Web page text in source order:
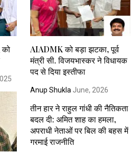
को
AIADMK को बड़ा झटका, पूर्व
मंत्री सी. विजयभास्कर ने विधायक
पद से दिया इस्तीफा
Anup Shukla June, 2026
तीन हार ने राहुल गांधी की नैतिकता
बदल दी: अमित शाह का हमला,
अपराधी नेताओं पर बिल की बहस में
गरमाई राजनीति